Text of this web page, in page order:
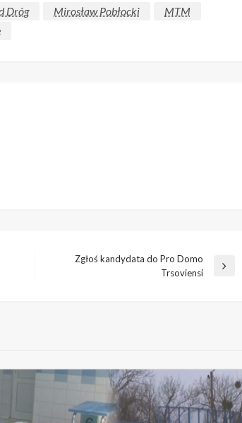
Dróg Mirosław Pobłocki
MTM
Zgłoś kandydata do Pro Domo
Trsoviensi